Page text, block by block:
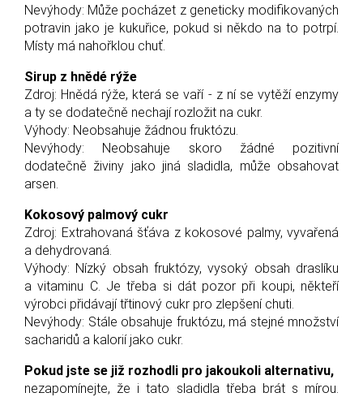
Nevýhody: Může pocházet z geneticky modifikovaných
potravin jako je kukuřice, pokud si někdo na to potrpí.
Místy má nahořklou chuť.
Sirup z hnědé rýže
Zdroj: Hnědá rýže, která se vaří - z ní se vytěží enzymy
a ty se dodatečně nechají rozložit na cukr.
Výhody: Neobsahuje žádnou fruktózu.
Nevýhody: Neobsahuje skoro žádné pozitivní
dodatečně živiny jako jiná sladidla, může obsahovat
arsen.
Kokosový palmový cukr
Zdroj: Extrahovaná šťáva z kokosové palmy, vyvařená
a dehydrovaná.
Výhody: Nízký obsah fruktózy, vysoký obsah draslíku
a vitaminu C. Je třeba si dát pozor při koupi, někteří
výrobci přidávají třtinový cukr pro zlepšení chuti.
Nevýhody: Stále obsahuje fruktózu, má stejné množství
sacharidů a kalorií jako cukr.
Pokud jste se již rozhodli pro jakoukoli alternativu,
nezapomínejte, že i tato sladidla třeba brát s mírou.